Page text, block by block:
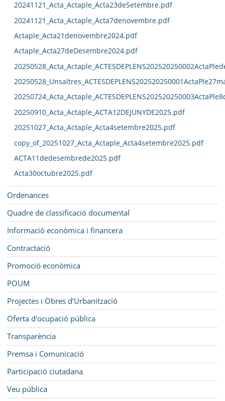
20241121_Acta_Actaple_Acta23deSetembre.pdf
20241121_Acta_Actaple_Acta7denovembre.pdf
Actaple_Acta21denovembre2024.pdf
Actaple_Acta27deDesembre2024.pdf
20250910_Acta_Actaple_ACTA12DEJUNYDE2025.pdf
20251027_Acta_Actaple_Acta4setembre2025.pdf
copy_of_20251027_Acta_Actaple_Acta4setembre2025.pdf
ACTA11dedesembrede2025.pdf
Acta30octubre2025.pdf
Ordenances
Quadre de classificació documental
Informació econòmica i financera
Contractació
Promoció econòmica
POUM
Projectes i Obres d’Urbanització
Oferta d'ocupació pública
Transparència
Premsa i Comunicació
Participació ciutadana
Veu pública